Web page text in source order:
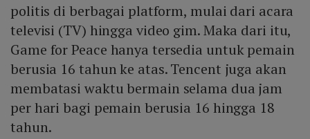
politis di berbagai platform, mulai dari acara
televisi (TV) hingga video gim. Maka dari itu,
Game for Peace hanya tersedia untuk pemain
berusia 16 tahun ke atas. Tencent juga akan
membatasi waktu bermain selama dua jam
per hari bagi pemain berusia 16 hingga 18
tahun.